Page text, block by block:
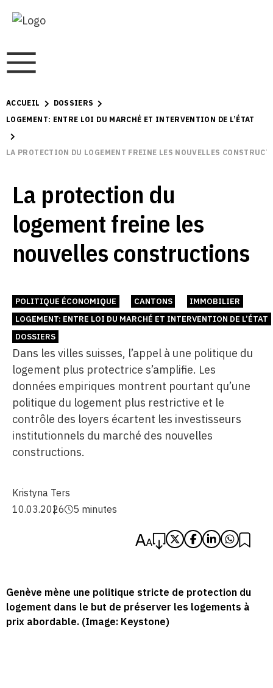
ACCUEIL
DOSSIERS
LOGEMENT: ENTRE LOI DU MARCHÉ ET INTERVENTION DE L’ÉTAT
LA PROTECTION DU LOGEMENT FREINE LES NOUVELLES
La protection du
logement freine les
nouvelles constructions
POLITIQUE ÉCONOMIQUE CANTONS
IMMOBILIER
LOGEMENT: ENTRE LOI DU MARCHÉ ET INTERVENTION DE L’ÉTAT
DOSSIERS
Dans les villes suisses, l’appel à une politique du
logement plus protectrice s’amplifie. Les
données empiriques montrent pourtant qu’une
politique du logement plus restrictive et le
contrôle des loyers écartent les investisseurs
institutionnels du marché des nouvelles
constructions.
Kristyna Ters
10.03.2026
5 minutes
Genève mène une politique stricte de protection du
logement dans le but de préserver les logements à
prix abordable. (Image: Keystone)